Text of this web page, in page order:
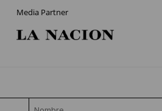
Media Partner